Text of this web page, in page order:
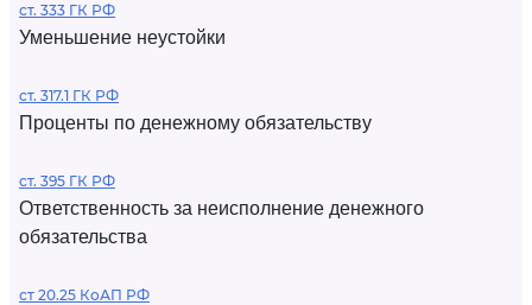
ст. 333 ГК РФ
Уменьшение неустойки
ст. 317.1 ГК РФ
Проценты по денежному обязательству
ст. 395 ГК РФ
Ответственность за неисполнение денежного
обязательства
ст 20.25 КоАП РФ